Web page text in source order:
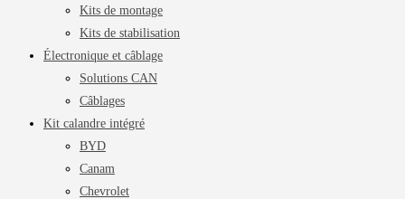
Kits de montage
Kits de stabilisation
Électronique et câblage
Solutions CAN
Câblages
Kit calandre intégré
BYD
Canam
Chevrolet